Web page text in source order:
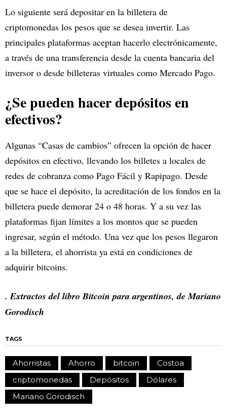
Lo siguiente será depositar en la billetera de
criptomonedas los pesos que se desea invertir. Las
principales plataformas aceptan hacerlo electrónicamente,
a través de una transferencia desde la cuenta bancaria del
inversor o desde billeteras virtuales como Mercado Pago.
¿Se pueden hacer depósitos en
efectivos?
Algunas “Casas de cambios” ofrecen la opción de hacer
depósitos en efectivo, llevando los billetes a locales de
redes de cobranza como Pago Fácil y Rapipago. Desde
que se hace el depósito, la acreditación de los fondos en la
billetera puede demorar 24 o 48 horas. Y a su vez las
plataformas fijan límites a los montos que se pueden
ingresar, según el método. Una vez que los pesos llegaron
a la billetera, el ahorrista ya está en condiciones de
adquirir bitcoins.
. Extractos del libro Bitcoin para argentinos, de Mariano
Gorodisch
TAGS
Ahorristas Ahorro bitcoin
Costoa
criptomonedas
Depósitos
Dólares
Mariano Gorodisch